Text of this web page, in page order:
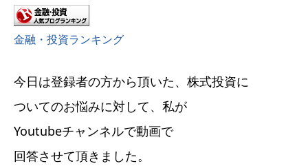
金融・投資ランキング
今日は登録者の方から頂いた、株式投資に
ついてのお悩みに対して、私が
Youtubeチャンネルで動画で
回答させて頂きました。